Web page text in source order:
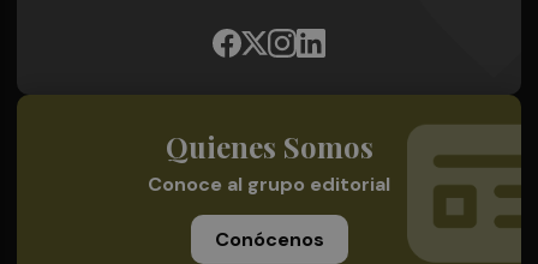
Quienes Somos
Conoce al grupo editorial
Conócenos